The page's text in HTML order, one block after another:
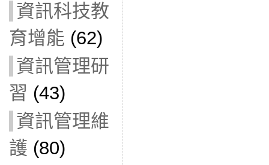
資訊科技教
育增能 (62)
資訊管理研
習 (43)
資訊管理維
護 (80)